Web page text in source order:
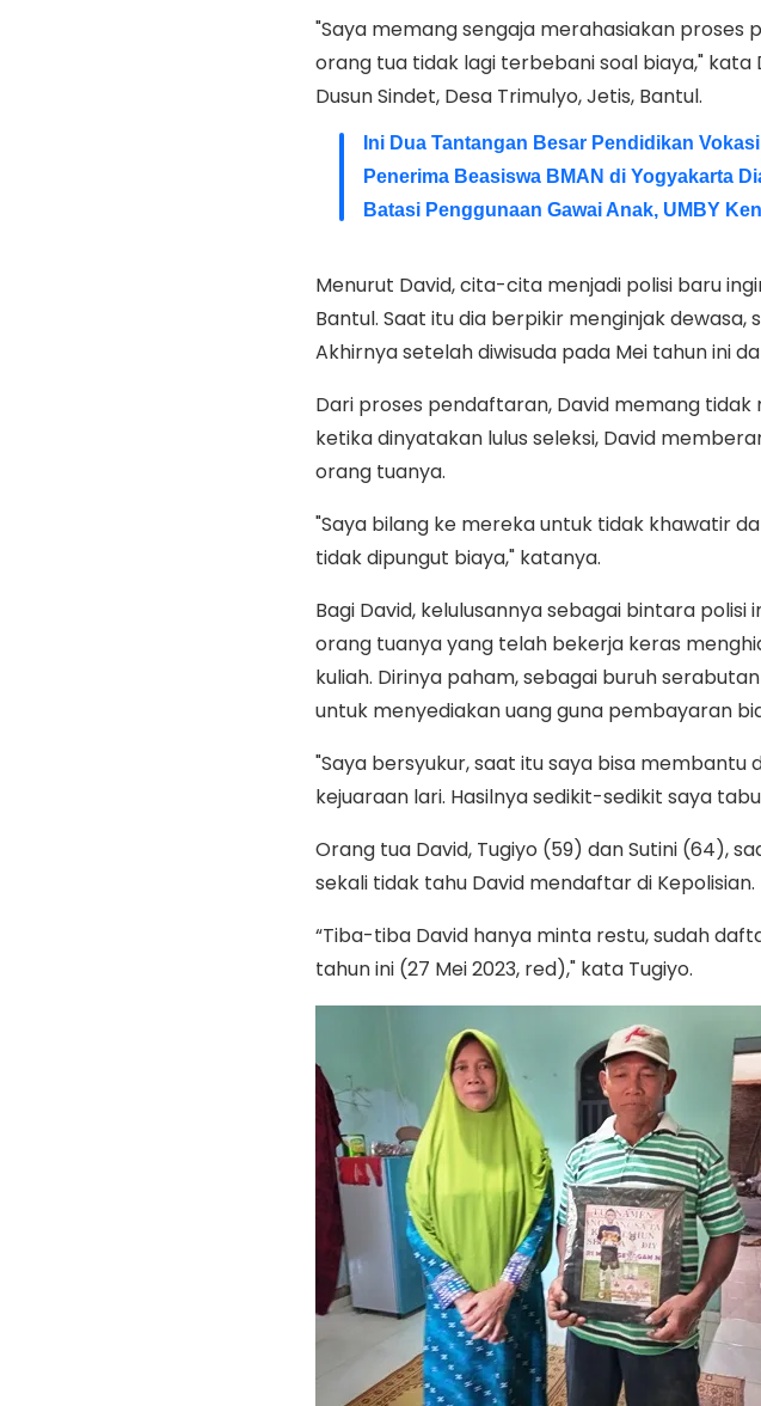
"Saya memang sengaja merahasiakan proses
orang tua tidak lagi terbebani soal biaya," kata
Dusun Sindet, Desa Trimulyo, Jetis, Bantul.
Ini Dua Tantangan Besar Pendidikan
Penerima Beasiswa BMAN di Yogyakarta
Batasi Penggunaan Gawai Anak, UMBY
Menurut David, cita-cita menjadi polisi baru
Bantul. Saat itu dia berpikir menginjak
Akhirnya setelah diwisuda pada Mei tahun ini
Dari proses pendaftaran, David memang
ketika dinyatakan lulus seleksi, David
orang tuanya.
"Saya bilang ke mereka untuk tidak khawatir
tidak dipungut biaya," katanya.
Bagi David, kelulusannya sebagai bintara
orang tuanya yang telah bekerja keras
kuliah. Dirinya paham, sebagai buruh
untuk menyediakan uang guna pembayaran
"Saya bersyukur, saat itu saya bisa
kejuaraan lari. Hasilnya sedikit-sedikit saya
Orang tua David, Tugiyo (59) dan Sutini (64),
sekali tidak tahu David mendaftar di Kepolisian.
“Tiba-tiba David hanya minta restu, sudah
tahun ini (27 Mei 2023, red)," kata Tugiyo.